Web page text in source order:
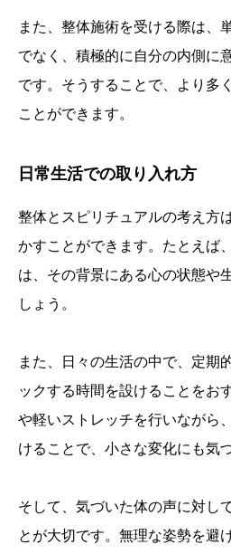
また、整体施術を受ける際は、
でなく、積極的に自分の内側に
です。そうすることで、より多
ことができます。
日常生活での取り入れ方
整体とスピリチュアルの考え方
かすことができます。たとえば
は、その背景にある心の状態や
しょう。
また、日々の生活の中で、定期
ックする時間を設けることをお
や軽いストレッチを行いながら
けることで、小さな変化にも気
そして、気づいた体の声に対し
とが大切です。無理な姿勢を避